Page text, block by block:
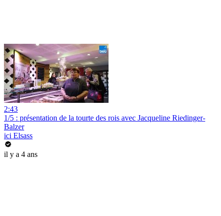
2:43
1/5 : présentation de la tourte des rois avec Jacqueline Riedinger-
Balzer
ici Elsass
il y a 4 ans